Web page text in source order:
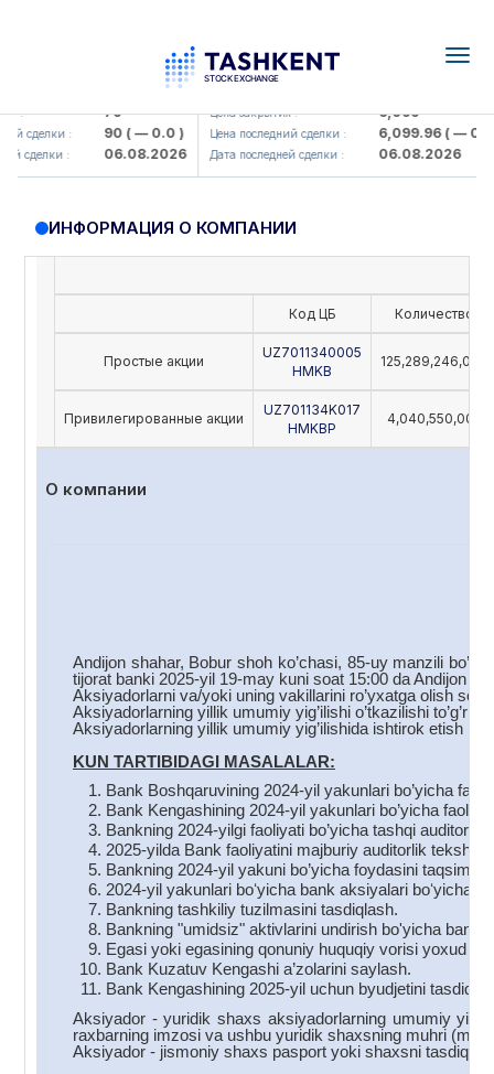
79
сделки : ( — 0.0 )
сделки : 06.08.2026
UZMK (<O'zmetkombinat> AJ)
Цена закрытия : 6,099
Цена последний сделки : 6,099.96( — 0.0 )
Дата последней сделки : 06.08.2026
ИНФОРМАЦИЯ О КОМПАНИИ
Код ЦБ Количество
Простые акции
UZ7011340005
HMKB
125,289,246,000
Привилегированные акции
UZ701134K017
HMKBP
4,040,550,000
О компании
Andijon shahar, Bobur shoh ko’chasi, 85-uy manzili
tijorat banki 2025-yil 19-may kuni soat 15:00 da Andijon
Aksiyadorlarni va/yoki uning vakillarini ro’yxatga olish
Aksiyadorlarning yillik umumiy yig’ilishi o’tkazilishi
Aksiyadorlarning yillik umumiy yig’ilishida ishtirok etish
KUN TARTIBIDAGI MASALALAR:
Bank Boshqaruvining 2024-yil yakunlari bo’yicha
Bank Kengashining 2024-yil yakunlari bo’yicha
Bankning 2024-yilgi faoliyati bo’yicha tashqi
2025-yilda Bank faoliyatini majburiy auditorlik
Bankning 2024-yil yakuni bo’yicha foydasini
2024-yil yakunlari boʻyicha bank aksiyalari boʻyicha
Bankning tashkiliy tuzilmasini tasdiqlash.
Bankning "umidsiz" aktivlarini undirish bo'yicha bank
Egasi yoki egasining qonuniy huquqiy vorisi yoxud
Bank Kuzatuv Kengashi a’zolarini saylash.
Bank Kengashining 2025-yil uchun byudjetini
Aksiyador - yuridik shaxs aksiyadorlarning umumiy
raxbarning imzosi va ushbu yuridik shaxsning muhri
Aksiyador - jismoniy shaxs pasport yoki shaxsni